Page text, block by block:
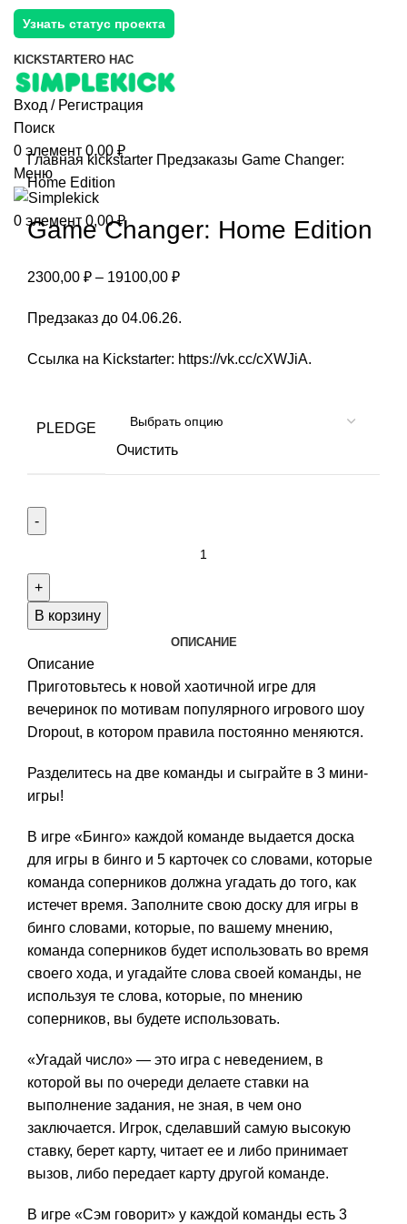
Узнать статус проекта
KICKSTARTERО НАС
Вход / Регистрация
Поиск
0 элемент 0,00 ₽
Меню
0 элемент 0,00₽
Главнаяkickstarter Предзаказы Game Changer:
Home Edition
Game Changer: Home Edition
2300,00 ₽ – 19100,00 ₽
Предзаказ до 04.06.26.
Ссылка на Kickstarter: https://vk.cc/cXWJiA.
PLEDGE
Очистить
Game
Changer:
Edition
В корзину
ОПИСАНИЕ
Описание
Приготовьтесь к новой хаотичной игре для
вечеринок по мотивам популярного игрового шоу
Dropout, в котором правила постоянно меняются.
Разделитесь на две команды и сыграйте в 3 мини-
игры!
В игре «Бинго» каждой команде выдается доска
для игры в бинго и 5 карточек со словами, которые
команда соперников должна угадать до того, как
истечет время. Заполните свою доску для игры в
бинго словами, которые, по вашему мнению,
команда соперников будет использовать во время
своего хода, и угадайте слова своей команды, не
используя те слова, которые, по мнению
соперников, вы будете использовать.
«Угадай число» — это игра с неведением, в
которой вы по очереди делаете ставки на
выполнение задания, не зная, в чем оно
заключается. Игрок, сделавший самую высокую
ставку, берет карту, читает ее и либо принимает
вызов, либо передает карту другой команде.
В игре «Сэм говорит» у каждой команды есть 3